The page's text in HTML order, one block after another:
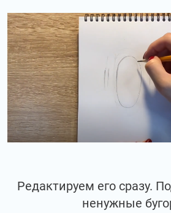
Редактируем его сразу.
ненужные